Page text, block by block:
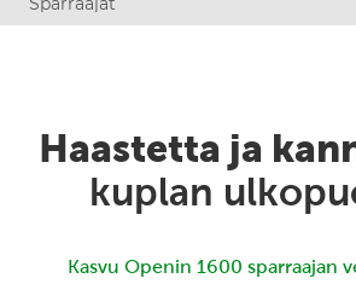
Haastetta ja
kuplan
Kasvu Openin 1600 sparraajan